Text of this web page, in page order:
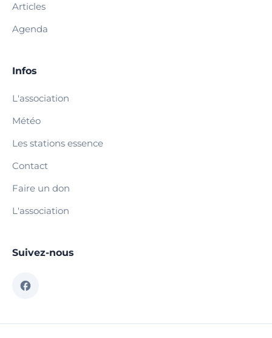
Articles
Agenda
Infos
L'association
Météo
Les stations essence
Contact
Faire un don
L'association
Suivez-nous